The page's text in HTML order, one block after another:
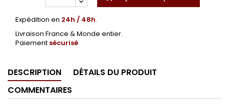
Expédition en 24h / 48h.
Livraison France & Monde entier.
Paiement sécurisé
DESCRIPTION
DÉTAILS DU PRODUIT
COMMENTAIRES